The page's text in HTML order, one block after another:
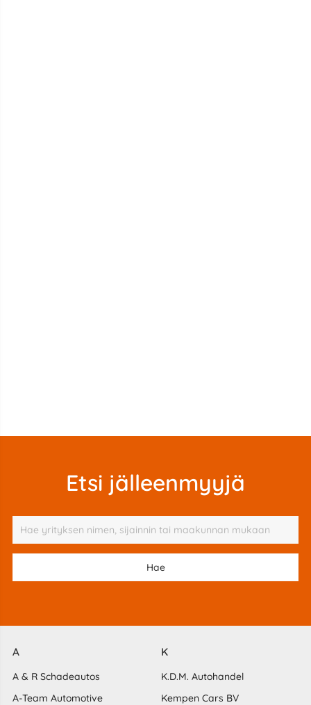
Etsi jälleenmyyjä
A
A & R Schadeautos
A-Team Automotive
K
K.D.M. Autohandel
Kempen Cars BV